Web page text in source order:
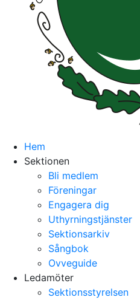
Hem
Sektionen
Bli medlem
Föreningar
Engagera dig
Uthyrningstjänster
Sektionsarkiv
Sångbok
Ovveguide
Ledamöter
Sektionsstyrelsen